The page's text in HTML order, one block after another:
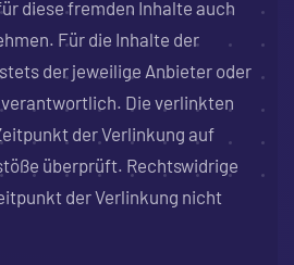
diese fremden Inhalte auch
Für die Inhalte der
der jeweilige Anbieter oder
Die verlinkten
der Verlinkung auf
überprüft. Rechtswidrige
der Verlinkung nicht